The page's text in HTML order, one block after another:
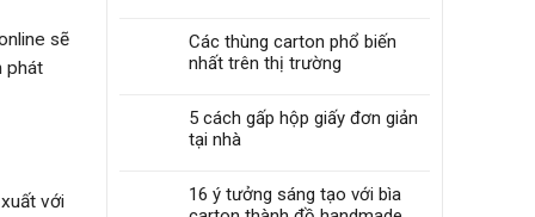
sẽ
phát
với
Các thùng carton phổ biến
nhất trên thị trường
5 cách gấp hộp giấy đơn giản
tại nhà
16 ý tưởng sáng tạo với bìa